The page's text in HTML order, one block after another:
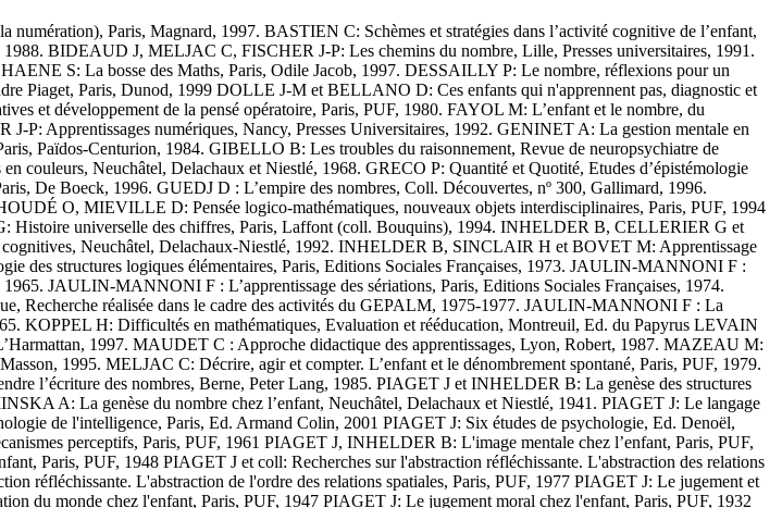
Paris, Magnard, 1997. BASTIEN C: Schèmes et stratégies dans l’activité cognitive de l’enfant,
BIDEAUD J, MELJAC C, FISCHER J-P: Les chemins du nombre, Lille, Presses universitaires, 1991.
S: La bosse des Maths, Paris, Odile Jacob, 1997. DESSAILLY P: Le nombre, réflexions pour un
Piaget, Paris, Dunod, 1999 DOLLE J-M et BELLANO D: Ces enfants qui n'apprennent pas, diagnostic et
et développement de la pensé opératoire, Paris, PUF, 1980. FAYOL M: L’enfant et le nombre, du
P: Apprentissages numériques, Nancy, Presses Universitaires, 1992. GENINET A: La gestion mentale en
Païdos-Centurion, 1984. GIBELLO B: Les troubles du raisonnement, Revue de neuropsychiatre de
couleurs, Neuchâtel, Delachaux et Niestlé, 1968. GRECO P: Quantité et Quotité, Etudes d’épistémologie
De Boeck, 1996. GUEDJ D : L’empire des nombres, Coll. Découvertes, nº 300, Gallimard, 1996.
O, MIEVILLE D: Pensée logico-mathématiques, nouveaux objets interdisciplinaires, Paris, PUF, 1994
Histoire universelle des chiffres, Paris, Laffont (coll. Bouquins), 1994. INHELDER B, CELLERIER G et
cognitives, Neuchâtel, Delachaux-Niestlé, 1992. INHELDER B, SINCLAIR H et BOVET M: Apprentissage
des structures logiques élémentaires, Paris, Editions Sociales Françaises, 1973. JAULIN-MANNONI F :
JAULIN-MANNONI F : L’apprentissage des sériations, Paris, Editions Sociales Françaises, 1974.
Recherche réalisée dans le cadre des activités du GEPALM, 1975-1977. JAULIN-MANNONI F : La
KOPPEL H: Difficultés en mathématiques, Evaluation et rééducation, Montreuil, Ed. du Papyrus LEVAIN
1997. MAUDET C : Approche didactique des apprentissages, Lyon, Robert, 1987. MAZEAU M:
1995. MELJAC C: Décrire, agir et compter. L’enfant et le dénombrement spontané, Paris, PUF, 1979.
l’écriture des nombres, Berne, Peter Lang, 1985. PIAGET J et INHELDER B: La genèse des structures
A: La genèse du nombre chez l’enfant, Neuchâtel, Delachaux et Niestlé, 1941. PIAGET J: Le langage
de l'intelligence, Paris, Ed. Armand Colin, 2001 PIAGET J: Six études de psychologie, Ed. Denoël,
perceptifs, Paris, PUF, 1961 PIAGET J, INHELDER B: L'image mentale chez l’enfant, Paris, PUF,
Paris, PUF, 1948 PIAGET J et coll: Recherches sur l'abstraction réfléchissante. L'abstraction des relations
réfléchissante. L'abstraction de l'ordre des relations spatiales, Paris, PUF, 1977 PIAGET J: Le jugement et
du monde chez l'enfant, Paris, PUF, 1947 PIAGET J: Le jugement moral chez l'enfant, Paris, PUF, 1932